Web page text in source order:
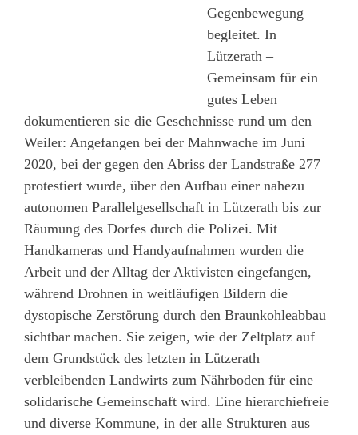
Gegenbewegung
begleitet. In
Lützerath –
Gemeinsam für ein
gutes Leben
dokumentieren sie die Geschehnisse rund um den
Weiler: Angefangen bei der Mahnwache im Juni
2020, bei der gegen den Abriss der Landstraße 277
protestiert wurde, über den Aufbau einer nahezu
autonomen Parallelgesellschaft in Lützerath bis zur
Räumung des Dorfes durch die Polizei. Mit
Handkameras und Handyaufnahmen wurden die
Arbeit und der Alltag der Aktivisten eingefangen,
während Drohnen in weitläufigen Bildern die
dystopische Zerstörung durch den Braunkohleabbau
sichtbar machen. Sie zeigen, wie der Zeltplatz auf
dem Grundstück des letzten in Lützerath
verbleibenden Landwirts zum Nährboden für eine
solidarische Gemeinschaft wird. Eine hierarchiefreie
und diverse Kommune, in der alle Strukturen aus